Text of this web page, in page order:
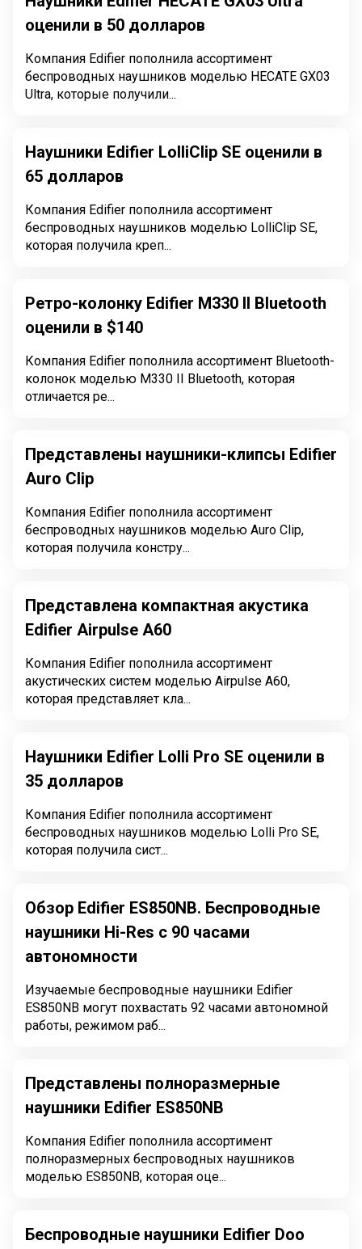
оценили в 50 долларов
Компания Edifier пополнила ассортимент
беспроводных наушников моделью HECATE GX03
Ultra, которые получили...
Наушники Edifier LolliClip SE оценили в
65 долларов
Компания Edifier пополнила ассортимент
беспроводных наушников моделью LolliClip SE,
которая получила креп...
Ретро-колонку Edifier M330 II Bluetooth
оценили в $140
Компания Edifier пополнила ассортимент Bluetooth-
колонок моделью M330 II Bluetooth, которая
отличается ре...
Представлены наушники-клипсы Edifier
Auro Clip
Компания Edifier пополнила ассортимент
беспроводных наушников моделью Auro Clip,
которая получила констру...
Представлена компактная акустика
Edifier Airpulse A60
Компания Edifier пополнила ассортимент
акустических систем моделью Airpulse A60,
которая представляет кла...
Наушники Edifier Lolli Pro SE оценили в
35 долларов
Компания Edifier пополнила ассортимент
беспроводных наушников моделью Lolli Pro SE,
которая получила сист...
Обзор Edifier ES850NB. Беспроводные
наушники Hi-Res с 90 часами
автономности
Изучаемые беспроводные наушники Edifier
ES850NB могут похвастать 92 часами автономной
работы, режимом раб...
Представлены полноразмерные
наушники Edifier ES850NB
Компания Edifier пополнила ассортимент
полноразмерных беспроводных наушников
моделью ES850NB, которая оце...
Беспроводные наушники Edifier Doo